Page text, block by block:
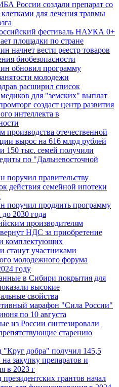
России создали препарат со
для лечения травмы
фестиваль НАУКА 0+
площадки по стране
начнет вести реестр товаров
биобезопасности
обновил программу
молодежи
расширил список
для "земских" выплат
создаст центр развития
интеллекта в
отечественной
вырос на 616 млрд рублей
150 тыс. семей получили
по "Дальневосточной
правительству
действия семейной ипотеки
поручил продлить программу
2030 года
производителям
НДС за приобретение
комплектующих
участниками
молодежного форума
году
в Сибири покрытия для
высокие
свойства
марафон "Сила России"
по 10 августа
из России синтезировали
старению
добра" получил 145,5
закупку препаратов и
в 2023 г
грантов начал